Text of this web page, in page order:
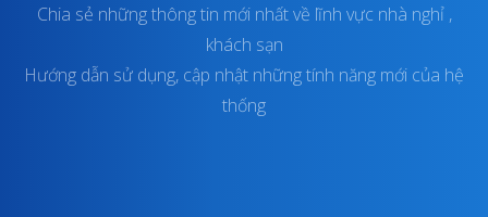
Chia sẻ những thông tin mới nhất về lĩnh vực nhà nghỉ ,
khách sạn
Hướng dẫn sử dụng, cập nhật những tính năng mới của hệ
thống